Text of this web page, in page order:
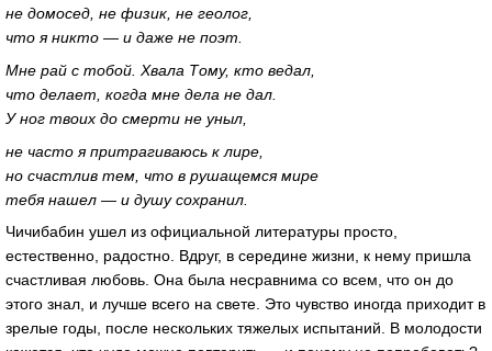
не домосед, не физик, не геолог,
что я никто — и даже не поэт.
Мне рай с тобой. Хвала Тому, кто ведал,
что делает, когда мне дела не дал.
У ног твоих до смерти не уныл,
не часто я притрагиваюсь к лире,
но счастлив тем, что в рушащемся мире
тебя нашел — и душу сохранил.
Чичибабин ушел из официальной литературы просто,
естественно, радостно. Вдруг, в середине жизни, к нему пришла
счастливая любовь. Она была несравнима со всем, что он до
этого знал, и лучше всего на свете. Это чувство иногда приходит в
зрелые годы, после нескольких тяжелых испытаний. В молодости